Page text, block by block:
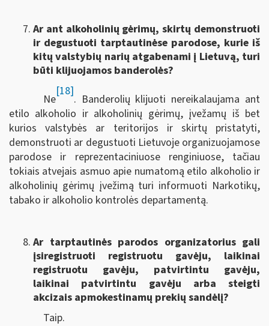
Ar ant alkoholinių gėrimų, skirtų demonstruoti
ir degustuoti tarptautinėse parodose, kurie iš
kitų valstybių narių atgabenami į Lietuvą, turi
būti klijuojamos banderolės?
Ne
[18]
. Banderolių klijuoti nereikalaujama ant
etilo alkoholio ir alkoholinių gėrimų, įvežamų iš bet
kurios valstybės ar teritorijos ir skirtų pristatyti,
demonstruoti ar degustuoti Lietuvoje organizuojamose
parodose ir reprezentaciniuose renginiuose, tačiau
tokiais atvejais asmuo apie numatomą etilo alkoholio ir
alkoholinių gėrimų įvežimą turi informuoti Narkotikų,
tabako ir alkoholio kontrolės departamentą.
Ar tarptautinės parodos organizatorius gali
įsiregistruoti registruotu gavėju, laikinai
registruotu gavėju, patvirtintu gavėju,
laikinai patvirtintu gavėju arba steigti
akcizais apmokestinamų prekių sandėlį?
Taip.